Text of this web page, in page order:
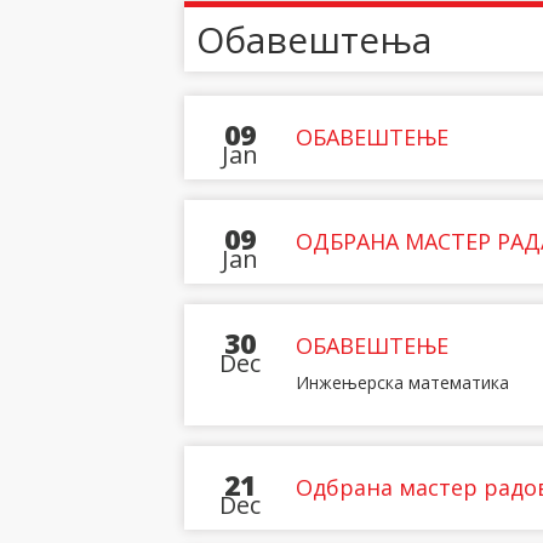
Обавештења
09
Jan
ОБАВЕШТЕЊЕ
09
Jan
ОДБРАНА МАСТЕР
30
Dec
ОБАВЕШТЕЊЕ
Инжењерска математика
21
Dec
Одбрана мастер